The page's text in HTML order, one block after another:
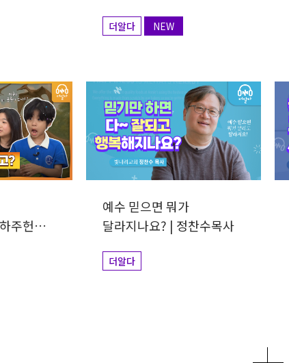
더알다 NEW
주헌
예수 믿으면 뭐가
달라지나요? | 정찬수목사
더알다